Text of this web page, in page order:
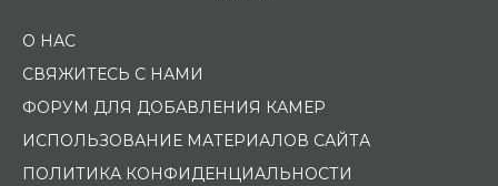
О НАС
СВЯЖИТЕСЬ С НАМИ
ФОРУМ ДЛЯ ДОБАВЛЕНИЯ КАМЕР
ИСПОЛЬЗОВАНИЕ МАТЕРИАЛОВ САЙТА
ПОЛИТИКА КОНФИДЕНЦИАЛЬНОСТИ